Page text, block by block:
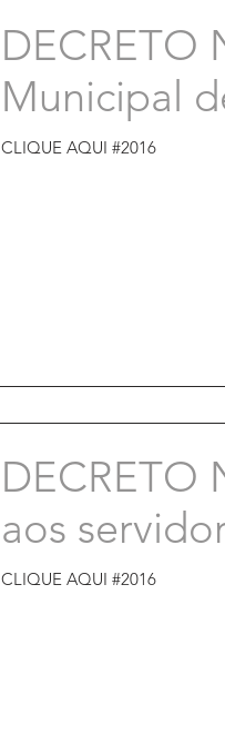
DECRETO
Municipal
CLIQUE AQUI #2016
DECRETO
aos
CLIQUE AQUI #2016